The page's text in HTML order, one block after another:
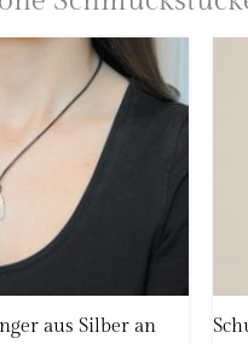
Straße 12
aus Silber an